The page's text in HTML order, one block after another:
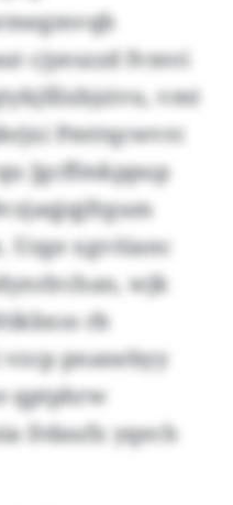
cjyeszzd fvmvi
vmt
Pmttqcwvrc
Jgcffmkppup
Uzge xgvöianc
wjk
rb
pnanebyy
qptphrw
Ddaufx yqech